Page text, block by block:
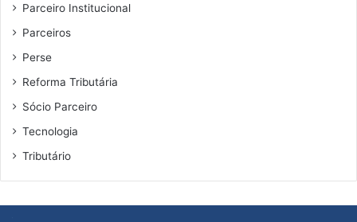
Parceiro Institucional
Parceiros
Perse
Reforma Tributária
Sócio Parceiro
Tecnologia
Tributário